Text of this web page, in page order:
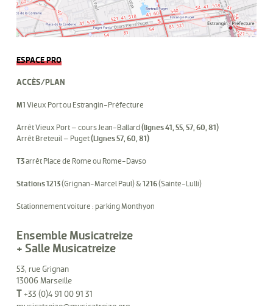
ESPACE PRO
ACCÈS/PLAN
M1 Vieux Port ou Estrangin-Préfecture
Arrêt Vieux Port – cours Jean-Ballard (lignes 41, 55, 57, 60, 81)
Arrêt Breteuil – Puget(Lignes 57, 60, 81)
T3arrêt Place de Rome ou Rome-Davso
Stations 1213(Grignan-Marcel Paul) & 1216(Sainte-Lulli)
Stationnement voiture : parking Monthyon
Ensemble Musicatreize
+ Salle Musicatreize
53, rue Grignan
13006 Marseille
T+33 (0)4 91 00 91 31